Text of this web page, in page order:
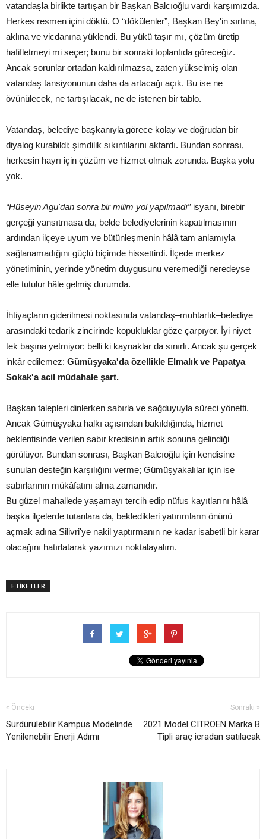
vatandaşla birlikte tartışan bir Başkan Balcıoğlu vardı karşımızda.
Herkes resmen içini döktü. O “dökülenler”, Başkan Bey'in sırtına,
aklına ve vicdanına yüklendi. Bu yükü taşır mı, çözüm üretip
hafifletmeyi mi seçer; bunu bir sonraki toplantıda göreceğiz.
Ancak sorunlar ortadan kaldırılmazsa, zaten yükselmiş olan
vatandaş tansiyonunun daha da artacağı açık. Bu ise ne
övünülecek, ne tartışılacak, ne de istenen bir tablo.
Vatandaş, belediye başkanıyla görece kolay ve doğrudan bir
diyalog kurabildi; şimdilik sıkıntılarını aktardı. Bundan sonrası,
herkesin hayrı için çözüm ve hizmet olmak zorunda. Başka yolu
yok.
“Hüseyin Agu'dan sonra bir milim yol yapılmadı”isyanı, birebir
gerçeği yansıtmasa da, belde belediyelerinin kapatılmasının
ardından ilçeye uyum ve bütünleşmenin hâlâ tam anlamıyla
sağlanamadığını güçlü biçimde hissettirdi. İlçede merkez
yönetiminin, yerinde yönetim duygusunu veremediği neredeyse
elle tutulur hâle gelmiş durumda.
İhtiyaçların giderilmesi noktasında vatandaş–muhtarlık–belediye
arasındaki tedarik zincirinde kopukluklar göze çarpıyor. İyi niyet
tek başına yetmiyor; belli ki kaynaklar da sınırlı. Ancak şu gerçek
inkâr edilemez: Gümüşyaka'da özellikle Elmalık ve Papatya
Sokak'a acil müdahale şart.
Başkan talepleri dinlerken sabırla ve sağduyuyla süreci yönetti.
Ancak Gümüşyaka halkı açısından bakıldığında, hizmet
beklentisinde verilen sabır kredisinin artık sonuna gelindiği
görülüyor. Bundan sonrası, Başkan Balcıoğlu için kendisine
sunulan desteğin karşılığını verme; Gümüşyakalılar için ise
sabırlarının mükâfatını alma zamanıdır.
Bu güzel mahallede yaşamayı tercih edip nüfus kayıtlarını hâlâ
başka ilçelerde tutanlara da, bekledikleri yatırımların önünü
açmak adına Silivri'ye nakil yaptırmanın ne kadar isabetli bir karar
olacağını hatırlatarak yazımızı noktalayalım.
ETİKETLER
« Önceki
Sürdürülebilir Kampüs Modelinde
Yenilenebilir Enerji Adımı
Sonraki »
2021 Model CITROEN Marka B
Tipli araç icradan satılacak